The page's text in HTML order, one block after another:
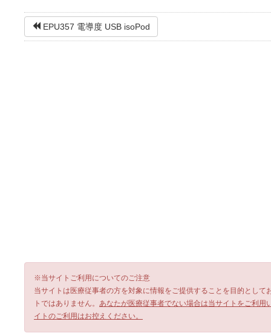
EPU357 電導度 USB isoPod
※当サイトご利用についてのご注意
当サイトは医療従事者の方を対象に情報をご提供することを目的とし
トではありません。 あなたが医療従事者でない場合は当サイトをご利
イトのご利用はお控えください。